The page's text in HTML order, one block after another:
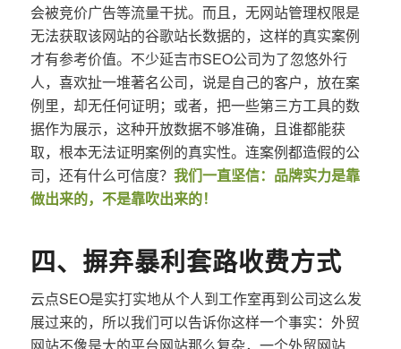
会被竞价广告等流量干扰。而且，无网站管理权限是
无法获取该网站的谷歌站长数据的，这样的真实案例
才有参考价值。不少延吉市SEO公司为了忽悠外行
人，喜欢扯一堆著名公司，说是自己的客户，放在案
例里，却无任何证明；或者，把一些第三方工具的数
据作为展示，这种开放数据不够准确，且谁都能获
取，根本无法证明案例的真实性。连案例都造假的公
司，还有什么可信度？ 我们一直坚信：品牌实力是靠
做出来的，不是靠吹出来的！
四、摒弃暴利套路收费方式
云点SEO是实打实地从个人到工作室再到公司这么发
展过来的，所以我们可以告诉你这样一个事实：外贸
网站不像是大的平台网站那么复杂，一个外贸网站